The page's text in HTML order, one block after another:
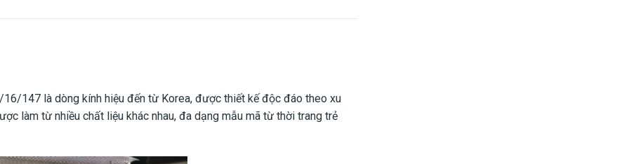
147 là dòng kính hiệu đến từ Korea, được thiết kế độc đáo theo xu
làm từ nhiều chất liệu khác nhau, đa dạng mẫu mã từ thời trang trẻ